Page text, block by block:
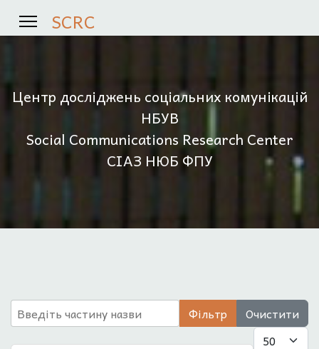
SCRC
Центр досліджень соціальних комунікацій
НБУВ
Social Communications Research Center
СІАЗ НЮБ ФПУ
Введіть частину назви Фільтр
Очистити
Показувати